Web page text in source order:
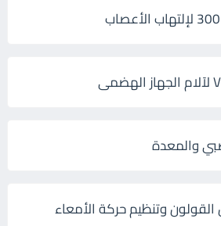
والمعدة
وتنظيم حركة الأمعاء